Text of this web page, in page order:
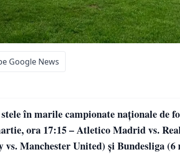
Google News
în marile campionate naționale de
ora 17:15 – Atletico Madrid vs.
Manchester United) și Bundesliga